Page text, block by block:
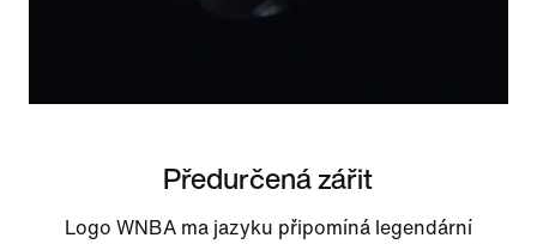
Předurčená zářit
Logo WNBA ma jazyku připomíná legendární